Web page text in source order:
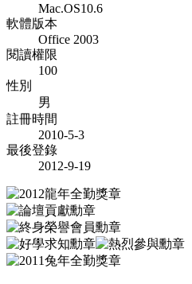
Mac.OS10.6
軟體版本
Office 2003
閱讀權限
100
性別
男
註冊時間
2010-5-3
最後登錄
2012-9-19